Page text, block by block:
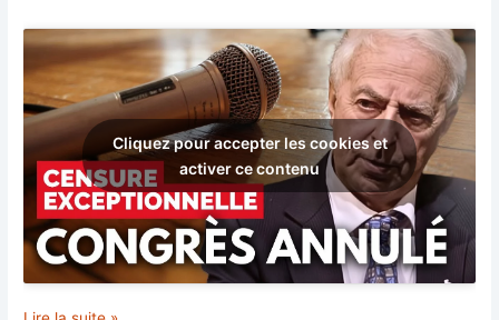
Cliquez pour accepter les cookies et
activer ce contenu